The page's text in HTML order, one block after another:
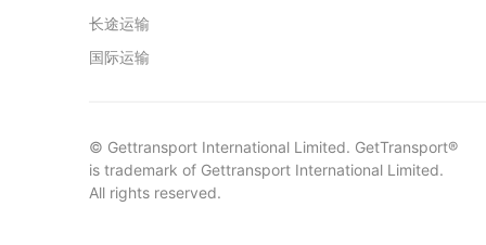
长途运输
国际运输
© Gettransport International Limited. GetTransport®
is trademark of Gettransport International Limited.
All rights reserved.